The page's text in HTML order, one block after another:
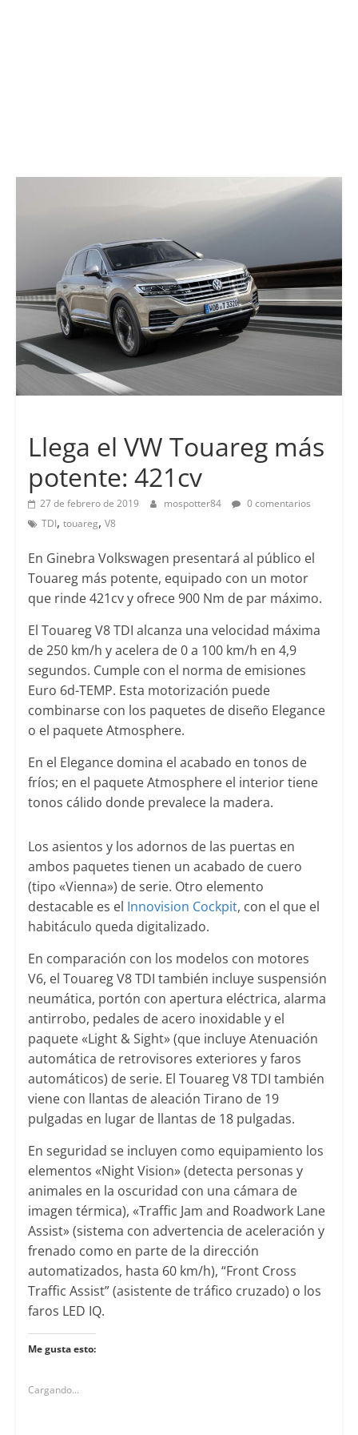
Llega el VW Touareg más
potente: 421cv
27 de febrero de 2019 mospotter84
0 comentarios
TDI, touareg, V8
En Ginebra Volkswagen presentará al público el
Touareg más potente, equipado con un motor
que rinde 421cv y ofrece 900 Nm de par máximo.
El Touareg V8 TDI alcanza una velocidad máxima
de 250 km/h y acelera de 0 a 100 km/h en 4,9
segundos. Cumple con el norma de emisiones
Euro 6d-TEMP. Esta motorización puede
combinarse con los paquetes de diseño Elegance
o el paquete Atmosphere.
En el Elegance domina el acabado en tonos de
fríos; en el paquete Atmosphere el interior tiene
tonos cálido donde prevalece la madera.
Los asientos y los adornos de las puertas en
ambos paquetes tienen un acabado de cuero
(tipo «Vienna») de serie. Otro elemento
destacable es el Innovision Cockpit, con el que el
habitáculo queda digitalizado.
En comparación con los modelos con motores
V6, el Touareg V8 TDI también incluye suspensión
neumática, portón con apertura eléctrica, alarma
antirrobo, pedales de acero inoxidable y el
paquete «Light & Sight» (que incluye Atenuación
automática de retrovisores exteriores y faros
automáticos) de serie. El Touareg V8 TDI también
viene con llantas de aleación Tirano de 19
pulgadas en lugar de llantas de 18 pulgadas.
En seguridad se incluyen como equipamiento los
elementos «Night Vision» (detecta personas y
animales en la oscuridad con una cámara de
imagen térmica), «Traffic Jam and Roadwork Lane
Assist» (sistema con advertencia de aceleración y
frenado como en parte de la dirección
automatizados, hasta 60 km/h), “Front Cross
Traffic Assist” (asistente de tráfico cruzado) o los
faros LED IQ.
Me gusta esto:
Cargando...